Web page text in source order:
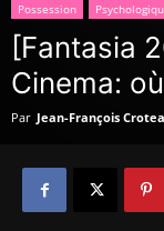
Possession
[Fantasia
Cinema:
Par Jean-François